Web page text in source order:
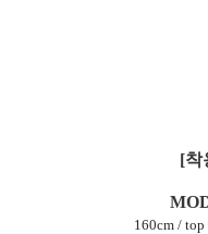
[착
160cm / top